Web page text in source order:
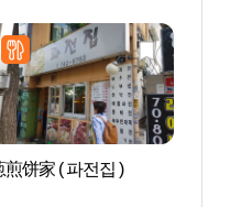
煎饼家 ( 파전집 )